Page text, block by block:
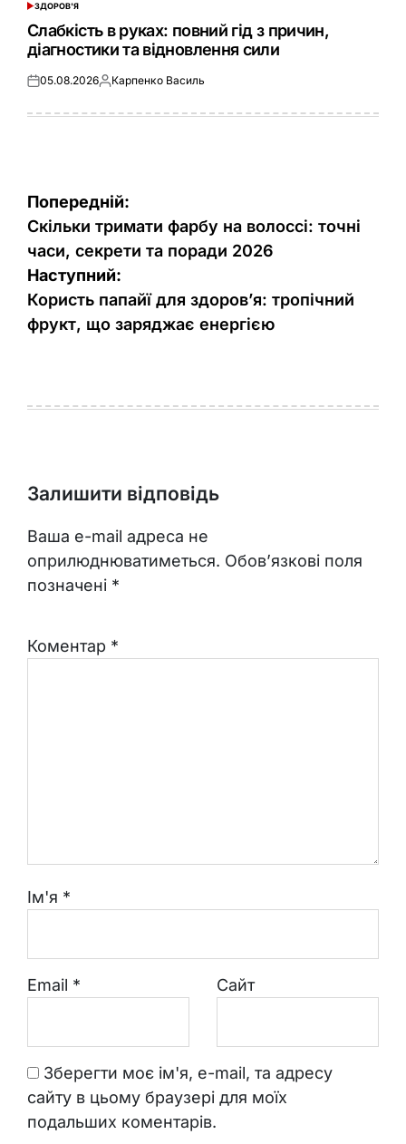
ОПУБЛІКУВАТИ
У
ЗДОРОВ'Я
Слабкість в руках: повний гід з причин,
діагностики та відновлення сили
Оприлюднено
05.08.2026Опубліковано
Карпенко Василь
Навігація
записів
Попередній:
Скільки тримати фарбу на волоссі: точні
часи, секрети та поради 2026
Наступний:
Користь папайї для здоров’я: тропічний
фрукт, що заряджає енергією
Залишити відповідь
Ваша e-mail адреса не
оприлюднюватиметься. Обов’язкові поля
позначені *
Коментар *
Ім'я *
Email * Сайт
Зберегти моє ім'я, e-mail, та адресу
сайту в цьому браузері для моїх
подальших коментарів.